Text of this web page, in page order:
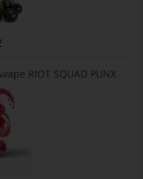
RIOT SQUAD PUNX